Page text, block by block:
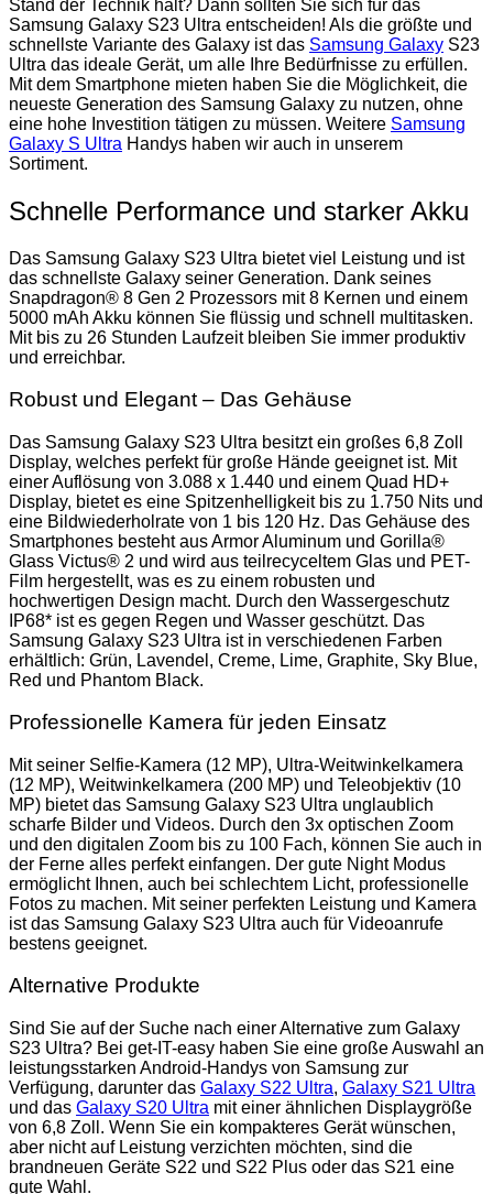
Stand der Technik hält? Dann sollten Sie sich für das
Samsung Galaxy S23 Ultra entscheiden! Als die größte und
schnellste Variante des Galaxy ist das Samsung Galaxy S23
Ultra das ideale Gerät, um alle Ihre Bedürfnisse zu erfüllen.
Mit dem Smartphone mieten haben Sie die Möglichkeit, die
neueste Generation des Samsung Galaxy zu nutzen, ohne
eine hohe Investition tätigen zu müssen. Weitere Samsung
Galaxy S Ultra Handys haben wir auch in unserem
Sortiment.
Schnelle Performance und starker Akku
Das Samsung Galaxy S23 Ultra bietet viel Leistung und ist
das schnellste Galaxy seiner Generation. Dank seines
Snapdragon® 8 Gen 2 Prozessors mit 8 Kernen und einem
5000 mAh Akku können Sie flüssig und schnell multitasken.
Mit bis zu 26 Stunden Laufzeit bleiben Sie immer produktiv
und erreichbar.
Robust und Elegant – Das Gehäuse
Das Samsung Galaxy S23 Ultra besitzt ein großes 6,8 Zoll
Display, welches perfekt für große Hände geeignet ist. Mit
einer Auflösung von 3.088 x 1.440 und einem Quad HD+
Display, bietet es eine Spitzenhelligkeit bis zu 1.750 Nits und
eine Bildwiederholrate von 1 bis 120 Hz. Das Gehäuse des
Smartphones besteht aus Armor Aluminum und Gorilla®
Glass Victus® 2 und wird aus teilrecyceltem Glas und PET-
Film hergestellt, was es zu einem robusten und
hochwertigen Design macht. Durch den Wassergeschutz
IP68* ist es gegen Regen und Wasser geschützt. Das
Samsung Galaxy S23 Ultra ist in verschiedenen Farben
erhältlich: Grün, Lavendel, Creme, Lime, Graphite, Sky Blue,
Red und Phantom Black.
Professionelle Kamera für jeden Einsatz
Mit seiner Selfie-Kamera (12 MP), Ultra-Weitwinkelkamera
(12 MP), Weitwinkelkamera (200 MP) und Teleobjektiv (10
MP) bietet das Samsung Galaxy S23 Ultra unglaublich
scharfe Bilder und Videos. Durch den 3x optischen Zoom
und den digitalen Zoom bis zu 100 Fach, können Sie auch in
der Ferne alles perfekt einfangen. Der gute Night Modus
ermöglicht Ihnen, auch bei schlechtem Licht, professionelle
Fotos zu machen. Mit seiner perfekten Leistung und Kamera
ist das Samsung Galaxy S23 Ultra auch für Videoanrufe
bestens geeignet.
Alternative Produkte
Sind Sie auf der Suche nach einer Alternative zum Galaxy
S23 Ultra? Bei get-IT-easy haben Sie eine große Auswahl an
leistungsstarken Android-Handys von Samsung zur
Verfügung, darunter das Galaxy S22 Ultra, Galaxy S21 Ultra
und das Galaxy S20 Ultra mit einer ähnlichen Displaygröße
von 6,8 Zoll. Wenn Sie ein kompakteres Gerät wünschen,
aber nicht auf Leistung verzichten möchten, sind die
brandneuen Geräte S22 und S22 Plus oder das S21 eine
gute Wahl.